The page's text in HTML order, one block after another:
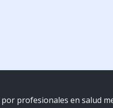
profesionales en salud